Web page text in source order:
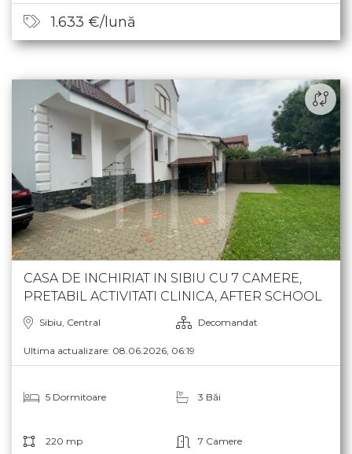
1.633 €/lună
CASA DE INCHIRIAT IN SIBIU CU 7 CAMERE,
PRETABIL ACTIVITATI CLINICA, AFTER SCHOOL
Sibiu, Central Decomandat
Ultima actualizare: 08.06.2026, 06:19
5 Dormitoare 3 Băi
220 mp 7 Camere